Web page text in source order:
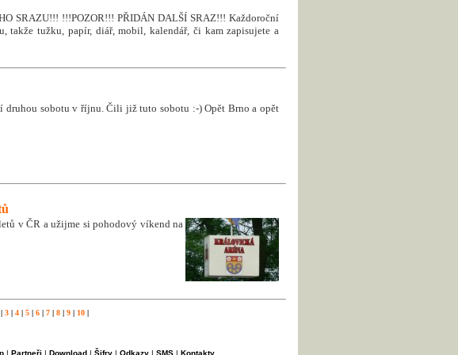
SRAZU!!! !!!POZOR!!! PŘIDÁN DALŠÍ SRAZ!!! Každoroční
takže tužku, papír, diář, mobil, kalendář, či kam zapisujete a
druhou sobotu v říjnu. Čili již tuto sobotu :-) Opět Brno a opět
v ČR a užijme si pohodový víkend na
| 3 | 4 | 5 | 6 | 7 | 8 | 9 | 10 |
| Partneři | Download| Šifry| Odkazy| SMS| Kontakty